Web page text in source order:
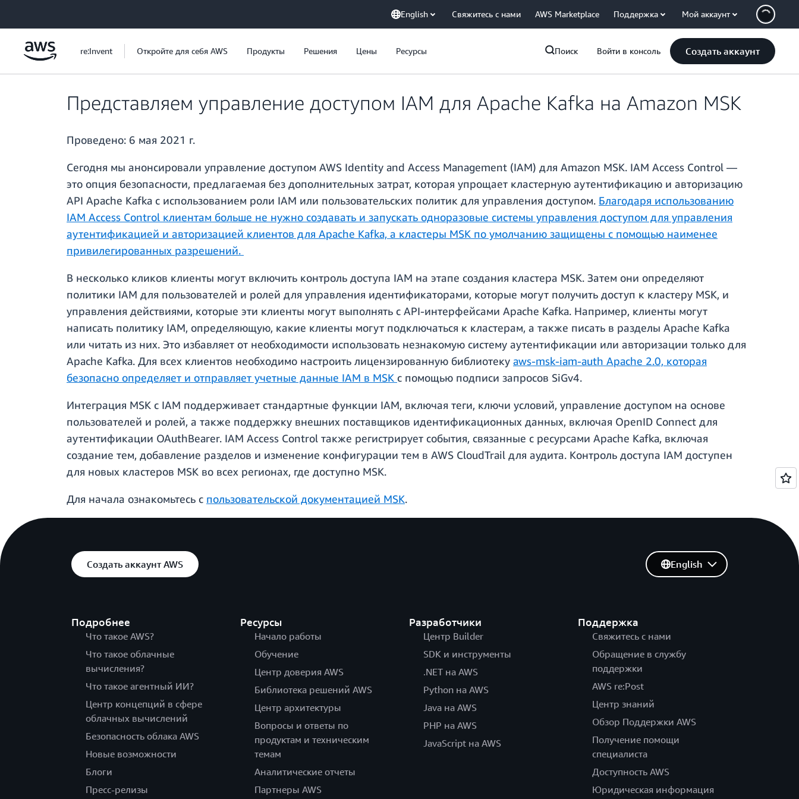
English Свяжитесь с нами AWS Marketplace Поддержка Мой аккаунт
re:Invent Откройте для себя AWS Продукты Решения Цены Ресурсы Поиск Войти в консоль Создать аккаунт
Представляем управление доступом IAM для Apache Kafka на Amazon MSK
Проведено: 6 мая 2021 г.
Сегодня мы анонсировали управление доступом AWS Identity and Access Management (IAM) для Amazon MSK. IAM Access Control —
это опция безопасности, предлагаемая без дополнительных затрат, которая упрощает кластерную аутентификацию и авторизацию
API Apache Kafka с использованием роли IAM или пользовательских политик для управления доступом. Благодаря использованию
IAM Access Control клиентам больше не нужно создавать и запускать одноразовые системы управления доступом для управления
аутентификацией и авторизацией клиентов для Apache Kafka, а кластеры MSK по умолчанию защищены с помощью наименее
привилегированных разрешений.
В несколько кликов клиенты могут включить контроль доступа IAM на этапе создания кластера MSK. Затем они определяют
политики IAM для пользователей и ролей для управления идентификаторами, которые могут получить доступ к кластеру MSK, и
управления действиями, которые эти клиенты могут выполнять с API-интерфейсами Apache Kafka. Например, клиенты могут
написать политику IAM, определяющую, какие клиенты могут подключаться к кластерам, а также писать в разделы Apache Kafka
или читать из них. Это избавляет от необходимости использовать незнакомую систему аутентификации или авторизации только для
Apache Kafka. Для всех клиентов необходимо настроить лицензированную библиотеку aws-msk-iam-auth Apache 2.0, которая
безопасно определяет и отправляет учетные данные IAM в MSK с помощью подписи запросов SiGv4.
Интеграция MSK с IAM поддерживает стандартные функции IAM, включая теги, ключи условий, управление доступом на основе
пользователей и ролей, а также поддержку внешних поставщиков идентификационных данных, включая OpenID Connect для
аутентификации OAuthBearer. IAM Access Control также регистрирует события, связанные с ресурсами Apache Kafka, включая
создание тем, добавление разделов и изменение конфигурации тем в AWS CloudTrail для аудита. Контроль доступа IAM доступен
для новых кластеров MSK во всех регионах, где доступно MSK.
Для начала ознакомьтесь с пользовательской документацией MSK.
Создать аккаунт AWS
Подробнее
Что такое AWS?
Что такое облачные
вычисления?
Что такое агентный ИИ?
Центр концепций в сфере
облачных вычислений
Безопасность облака AWS
Новые возможности
Блоги
Пресс-релизы
Ресурсы
Начало работы
Обучение
Центр доверия AWS
Библиотека решений AWS
Центр архитектуры
Вопросы и ответы по
продуктам и техническим
темам
Аналитические отчеты
Партнеры AWS
Разработчики
Центр Builder
SDK и инструменты
.NET на AWS
Python на AWS
Java на AWS
PHP на AWS
JavaScript на AWS
Поддержка
Свяжитесь с нами
Обращение в службу
поддержки
AWS re:Post
Центр знаний
Обзор Поддержки AWS
Получение помощи
специалиста
Доступность AWS
Юридическая информация
English